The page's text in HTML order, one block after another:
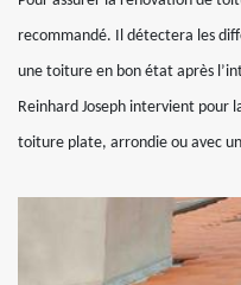
recommandé. Il détectera les
une toiture en bon état après
Reinhard Joseph intervient pour
toiture plate, arrondie ou avec